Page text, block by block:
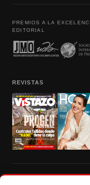
PREMIOS A LA
EDITORIAL
REVISTAS